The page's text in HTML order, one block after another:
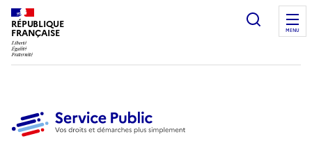
RÉPUBLIQUE
FRANÇAISE
Ouvrir
MENU